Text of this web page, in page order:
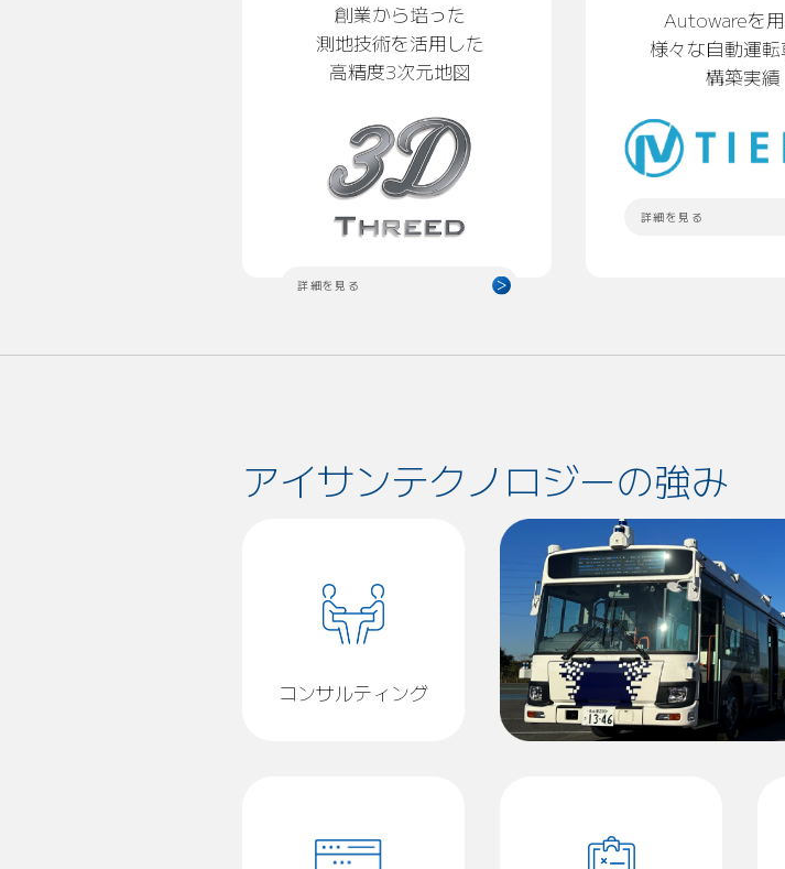
創業から培った
測地技術を活用した
高精度3次元地図
詳細を見る
Autowareを
様々な自動運
構築実績
詳細を見る
アイサンテクノロジーの強み
コンサルティング